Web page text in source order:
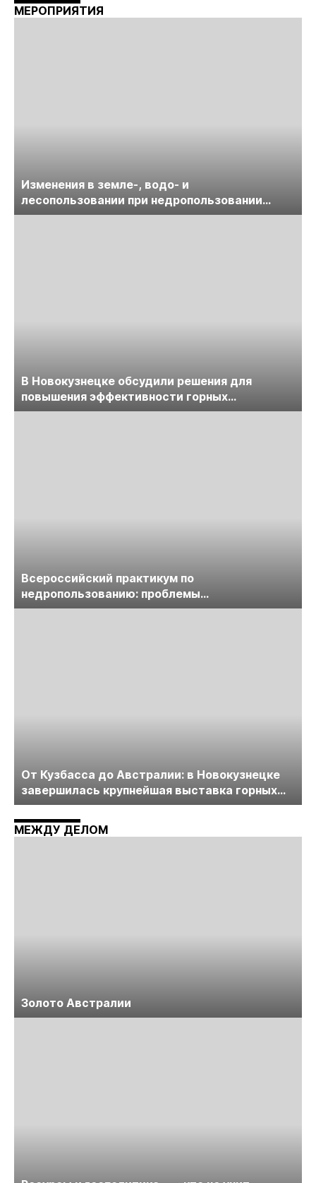
МЕРОПРИЯТИЯ
Изменения в земле-, водо- и
лесопользовании при недропользовании
обсудят на семинаре «ПравоТЭК»
В Новокузнецке обсудили решения для
повышения эффективности горных
предприятий
Всероссийский практикум по
недропользованию: проблемы
лицензирования, цифровизации, экспертизы
От Кузбасса до Австралии: в Новокузнецке
завершилась крупнейшая выставка горных
технологий «Недра России. Уголь России и
Майнинг»
МЕЖДУ ДЕЛОМ
Золото Австралии